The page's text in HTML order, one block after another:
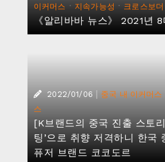
이커머스 · 지속가능성 · 크로스보
《알리바바 뉴스》 2021년
2022/01/06 | 중국 내 이커머스
스
[K브랜드의 중국 진출 스토
팅’으로 취향 저격하니 한국
퓨저 브랜드 코코도르